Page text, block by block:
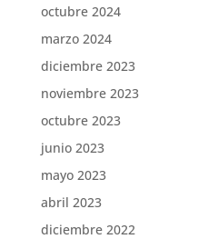
octubre 2024
marzo 2024
diciembre 2023
noviembre 2023
octubre 2023
junio 2023
mayo 2023
abril 2023
diciembre 2022